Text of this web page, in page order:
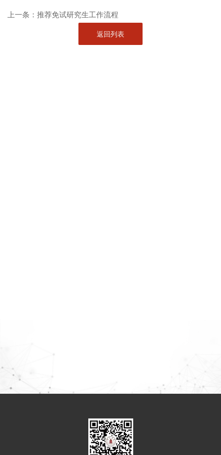
上一条： 推荐免试研究生工作流程
返回列表